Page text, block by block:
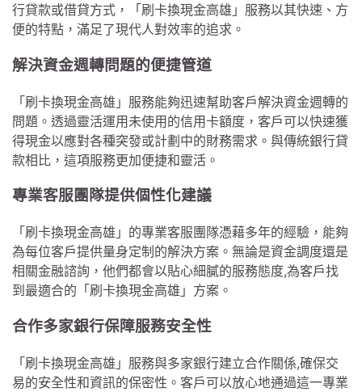
行貸款或借貸方式，「刷卡換現金高雄」服務以其快速、方
便的特點，滿足了現代人對效率的追求。
解決資金週轉問題的便捷管道
「刷卡換現金高雄」服務能夠迅速幫助客戶解決資金週轉的
問題。透過靈活運用未使用的信用卡額度，客戶可以快速獲
得現金以應對各種突發或計劃中的財務需求。與傳統銀行貸
款相比，這項服務更加便捷和靈活。
專業客服團隊提供個性化建議
「刷卡換現金高雄」的專業客服團隊憑藉多年的經驗，能夠
為每位客戶提供量身定制的解決方案。無論是資金調度還是
相關金融諮詢，他們都會以貼心細膩的服務態度,為客戶找
到最適合的「刷卡換現金高雄」方案。
合作多家銀行保障服務安全性
「刷卡換現金高雄」服務與多家銀行建立合作關係,確保交
易的安全性和資訊的保密性。客戶可以放心地通過這一專業